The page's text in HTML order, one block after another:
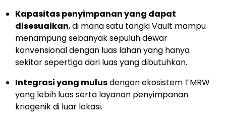
Kapasitas penyimpanan yang dapat
disesuaikan, di mana satu tangki Vault mampu
menampung sebanyak sepuluh dewar
konvensional dengan luas lahan yang hanya
sekitar sepertiga dari luas yang dibutuhkan.
Integrasi yang mulusdengan ekosistem TMRW
yang lebih luas serta layanan penyimpanan
kriogenik di luar lokasi.